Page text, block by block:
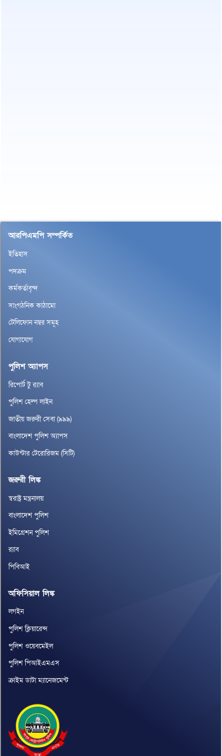
আরপিএমপি সম্পর্কিত
ইতিহাস
পদক্রম
কর্মকর্তাবৃন্দ
সাংগঠনিক কাঠামো
টেলিফোন নম্বর সমূহ
যোগাযোগ
পুলিশ অ্যাপস
রিপোর্ট টু র‌্যাব
পুলিশ হেল্প লাইন
জাতীয় জরুরী সেবা (৯৯৯)
বাংলাদেশ পুলিশ অ্যাপস
কাউন্টার টেরোরিজম (সিটি)
জরুরী লিঙ্ক
স্বরাষ্ট্র মন্ত্রনালয়
বাংলাদেশ পুলিশ
ইমিগ্রেশন পুলিশ
র‌্যাব
পিবিআই
অফিসিয়াল লিঙ্ক
লগইন
পুলিশ ক্লিয়ারেন্স
পুলিশ ওয়েবমেইল
পুলিশ পিআইএমএস
ক্রাইম ডাটা ম্যানেজমেন্ট